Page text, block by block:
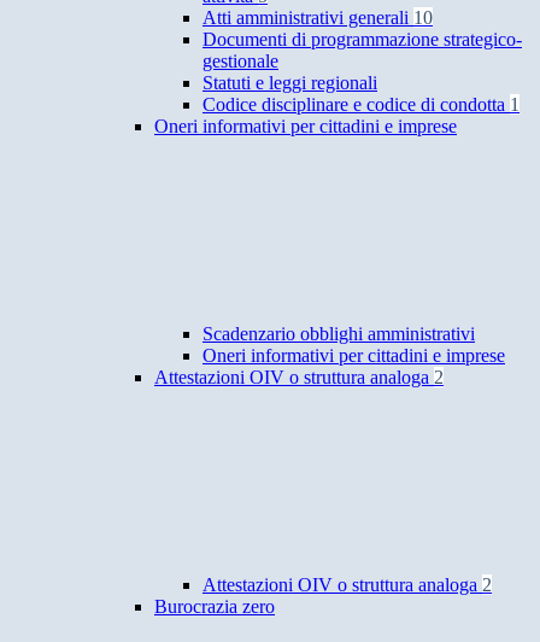
Atti amministrativi generali 10
Documenti di programmazione strategico-
gestionale
Statuti e leggi regionali
Codice disciplinare e codice di condotta 1
Oneri informativi per cittadini e imprese
Scadenzario obblighi amministrativi
Oneri informativi per cittadini e imprese
Attestazioni OIV o struttura analoga 2
Attestazioni OIV o struttura analoga 2
Burocrazia zero